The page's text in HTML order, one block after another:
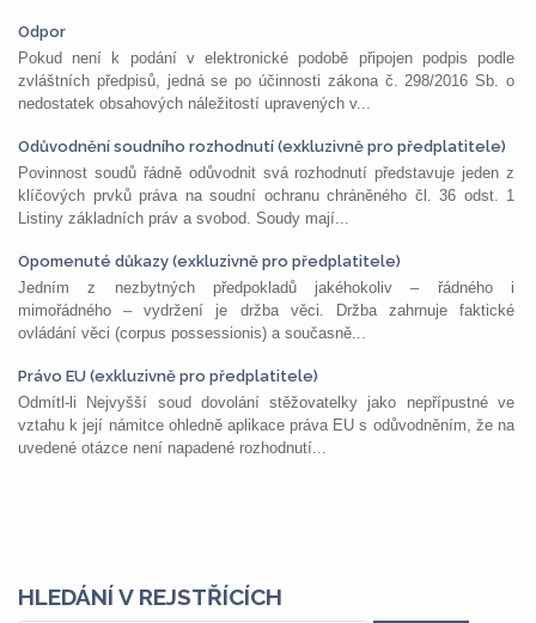
Odpor
Pokud není k podání v elektronické podobě připojen podpis podle
zvláštních předpisů, jedná se po účinnosti zákona č. 298/2016 Sb. o
nedostatek obsahových náležitostí upravených v...
Odůvodnění soudního rozhodnutí (exkluzivně pro předplatitele)
Povinnost soudů řádně odůvodnit svá rozhodnutí představuje jeden z
klíčových prvků práva na soudní ochranu chráněného čl. 36 odst. 1
Listiny základních práv a svobod. Soudy mají...
Opomenuté důkazy (exkluzivně pro předplatitele)
Jedním z nezbytných předpokladů jakéhokoliv – řádného i
mimořádného – vydržení je držba věci. Držba zahrnuje faktické
ovládání věci (corpus possessionis) a současně...
Právo EU (exkluzivně pro předplatitele)
Odmítl-li Nejvyšší soud dovolání stěžovatelky jako nepřípustné ve
vztahu k její námitce ohledně aplikace práva EU s odůvodněním, že na
uvedené otázce není napadené rozhodnutí...
HLEDÁNÍ V REJSTŘÍCÍCH